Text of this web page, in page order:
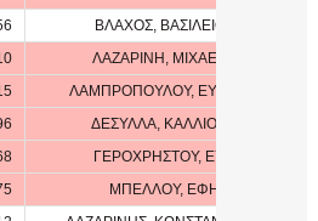
ΒΛΑΧΟΣ, ΒΑΣΙΛΕΙΟΣ
ΛΑΖΑΡΙΝΗ, ΜΙΧΑΕΛΑ
ΛΑΜΠΡΟΠΟΥΛΟΥ, ΕΥΓΕΝΙΑ
ΔΕΣΥΛΛΑ, ΚΑΛΛΙΟΠΗ
ΓΕΡΟΧΡΗΣΤΟΥ, ΕΥΗ
ΜΠΕΛΛΟΥ, ΕΦΗ